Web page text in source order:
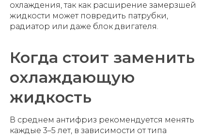
охлаждения, так как расширение замерзшей
жидкости может повредить патрубки,
радиатор или даже блок двигателя.
Когда стоит заменить
охлаждающую
жидкость
В среднем антифриз рекомендуется менять
каждые 3–5 лет, в зависимости от типа